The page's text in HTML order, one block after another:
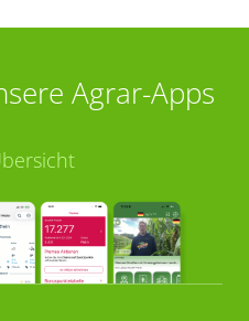
Agrar-Apps